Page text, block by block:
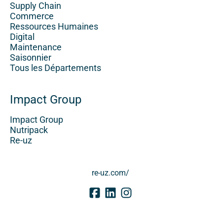
Supply Chain
Commerce
Ressources Humaines
Digital
Maintenance
Saisonnier
Tous les Départements
Impact Group
Impact Group
Nutripack
Re-uz
re-uz.com/